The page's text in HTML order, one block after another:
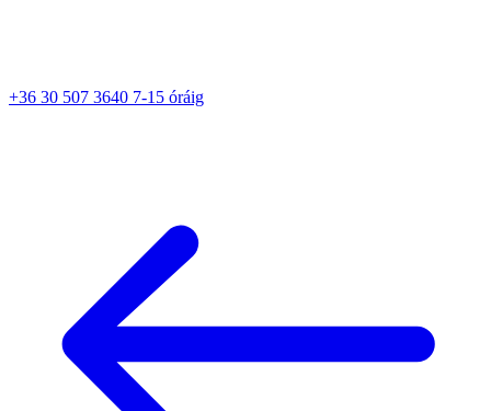
+36 30 507 3640 7-15 óráig